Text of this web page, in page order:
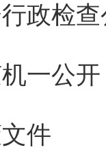
政检
一公开
件